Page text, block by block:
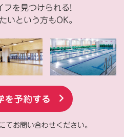
フを見つけられる!
いという方もOK。
を予約する
てお問い合わせください。